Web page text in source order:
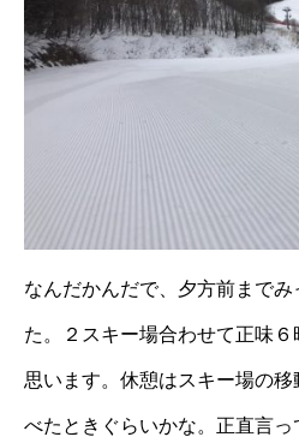
なんだかんだで、夕方前まで
た。２スキー場合わせて正味
思います。休憩はスキー場の
べたときぐらいかな。正直言っ